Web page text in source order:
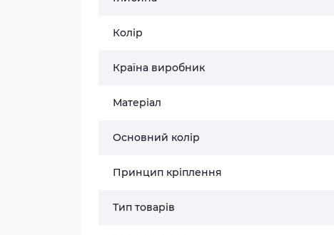
Колір
Країна виробник
Матеріал
Основний колір
Принцип кріплення
Тип товарів